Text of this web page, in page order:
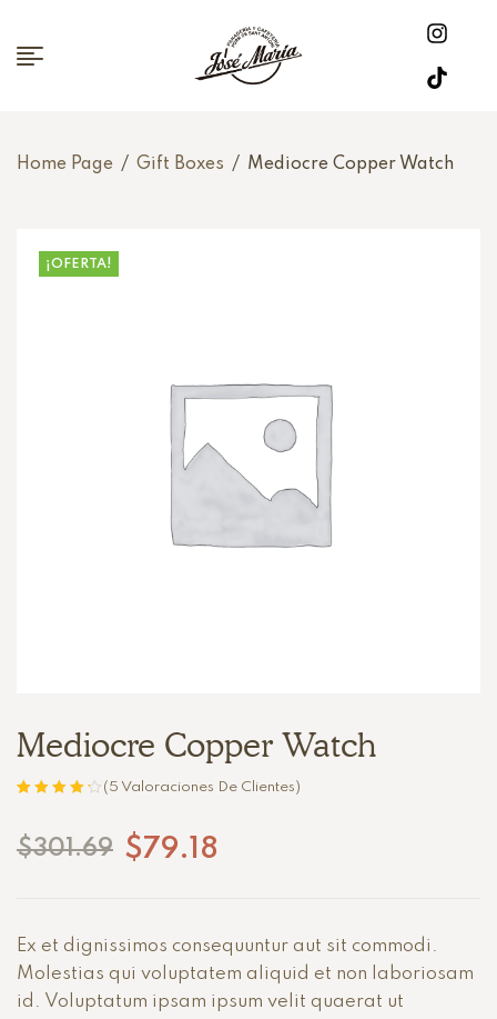
Home Page / Gift Boxes / Mediocre Copper Watch
¡OFERTA!
Mediocre Copper Watch
base a
(5 Valoraciones De Clientes)
$301.69 $79.18
Ex et dignissimos consequuntur aut sit commodi.
Molestias qui voluptatem aliquid et non laboriosam
id. Voluptatum ipsam ipsum velit quaerat ut